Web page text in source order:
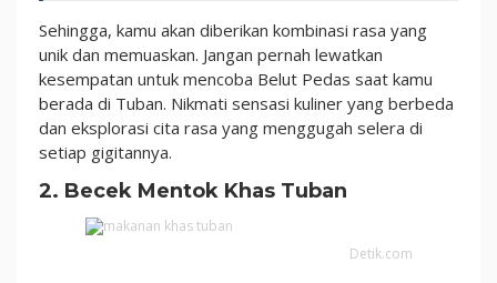
Sehingga, kamu akan diberikan kombinasi rasa yang
unik dan memuaskan. Jangan pernah lewatkan
kesempatan untuk mencoba Belut Pedas saat kamu
berada di Tuban. Nikmati sensasi kuliner yang berbeda
dan eksplorasi cita rasa yang menggugah selera di
setiap gigitannya.
2. Becek Mentok Khas Tuban
Detik.com